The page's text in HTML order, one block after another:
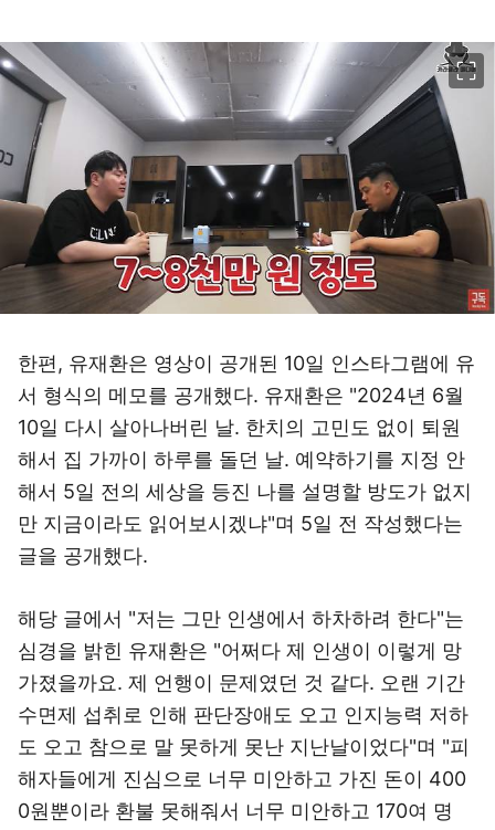
한편, 유재환은 영상이 공개된 10일 인스타그램에 유
서 형식의 메모를 공개했다. 유재환은 "2024년 6월
10일 다시 살아나버린 날. 한치의 고민도 없이 퇴원
해서 집 가까이 하루를 돌던 날. 예약하기를 지정 안
해서 5일 전의 세상을 등진 나를 설명할 방도가 없지
만 지금이라도 읽어보시겠냐"며 5일 전 작성했다는
글을 공개했다.
해당 글에서 "저는 그만 인생에서 하차하려 한다"는
심경을 밝힌 유재환은 "어쩌다 제 인생이 이렇게 망
가졌을까요. 제 언행이 문제였던 것 같다. 오랜 기간
수면제 섭취로 인해 판단장애도 오고 인지능력 저하
도 오고 참으로 말 못하게 못난 지난날이었다"며 "피
해자들에게 진심으로 너무 미안하고 가진 돈이 400
0원뿐이라 환불 못해줘서 너무 미안하고 170여 명